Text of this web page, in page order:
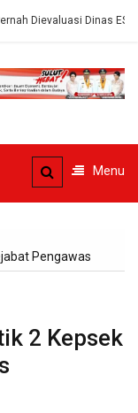
Dinas ESDM
Menu
Pengawas
2 Kepsek